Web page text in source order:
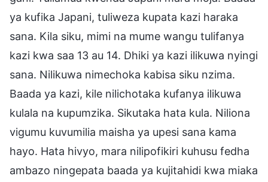
ya kufika Japani, tuliweza kupata kazi haraka
sana. Kila siku, mimi na mume wangu tulifanya
kazi kwa saa 13 au 14. Dhiki ya kazi ilikuwa nyingi
sana. Nilikuwa nimechoka kabisa siku nzima.
Baada ya kazi, kile nilichotaka kufanya ilikuwa
kulala na kupumzika. Sikutaka hata kula. Niliona
vigumu kuvumilia maisha ya upesi sana kama
hayo. Hata hivyo, mara nilipofikiri kuhusu fedha
ambazo ningepata baada ya kujitahidi kwa miaka